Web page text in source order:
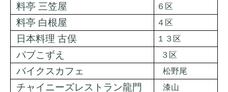
料亭 三笠屋 ６区
料亭 白根屋 ４区
日本料理 古俣 １３区
パブこずえ ３ 区
バイクスカフェ 松野尾
チャイニーズレストラン龍門 漆山